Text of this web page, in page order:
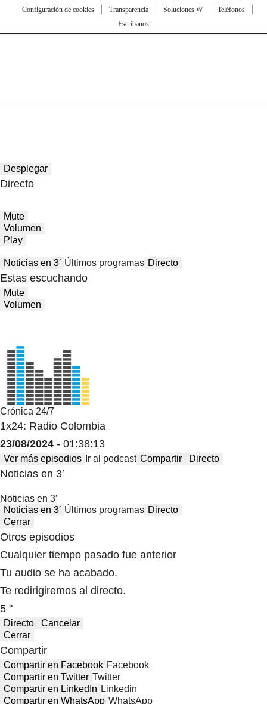
Configuración de cookies
Transparencia Soluciones W
Teléfonos
Escríbanos
Desplegar
Directo
Mute
Volumen
Play
Noticias en 3′ Últimos programas Directo
Estas escuchando
Mute
Volumen
Crónica 24/7
1x24: Radio Colombia
23/08/2024 - 01:38:13
Ver más episodios Ir al podcast Compartir Directo
Noticias en 3′
Noticias en 3′
Noticias en 3′ Últimos programas Directo
Cerrar
Otros episodios
Cualquier tiempo pasado fue anterior
Tu audio se ha acabado.
Te redirigiremos al directo.
5 "
Directo
Cancelar
Cerrar
Compartir
Compartir en Facebook Facebook
Compartir en Twitter Twitter
Compartir en LinkedIn Linkedin
Compartir en WhatsApp WhatsApp